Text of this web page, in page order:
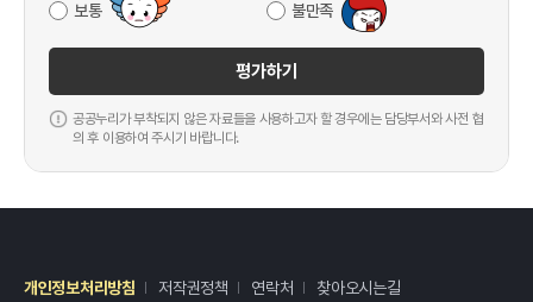
보통 불만족
평가하기
공공누리가 부착되지 않은 자료들을 사용하고자 할 경우에는 담당부서와 사전 협
의 후 이용하여 주시기 바랍니다.
개인정보처리방침 저작권정책 연락처 찾아오시는길